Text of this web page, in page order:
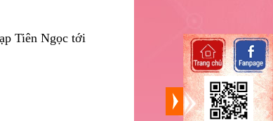
Tiên Ngọc tới